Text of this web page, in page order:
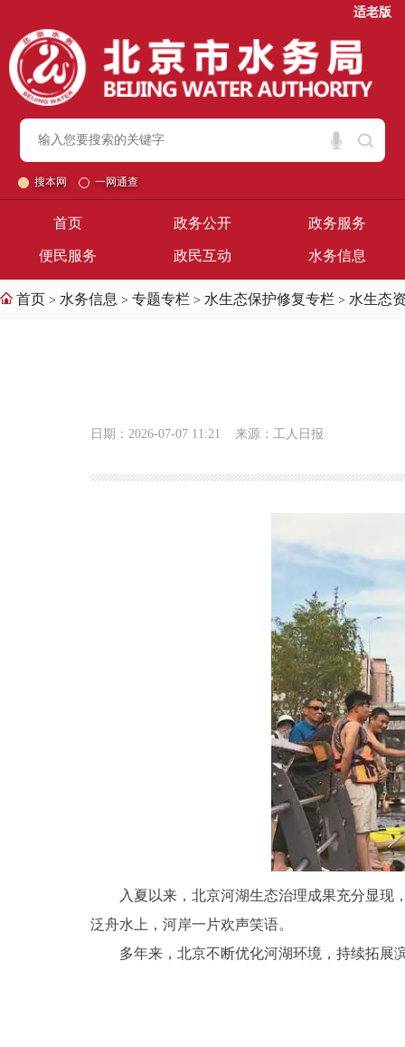
适老版
搜本网 一网通查
首页 政务公开 政务服务
便民服务 政民互动 水务信息
首页 > 水务信息 > 专题专栏 > 水生态保护修复专栏 > 水生态
日期：2026-07-07 11:21 来源：工人日报
入夏以来，北京河湖生态治理成果充分显
泛舟水上，河岸一片欢声笑语。
多年来，北京不断优化河湖环境，持续拓展